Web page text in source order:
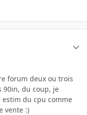
forum deux ou trois
90in, du coup, je
du cpu comme
vente :)